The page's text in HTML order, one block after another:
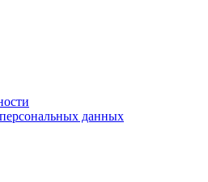
данных